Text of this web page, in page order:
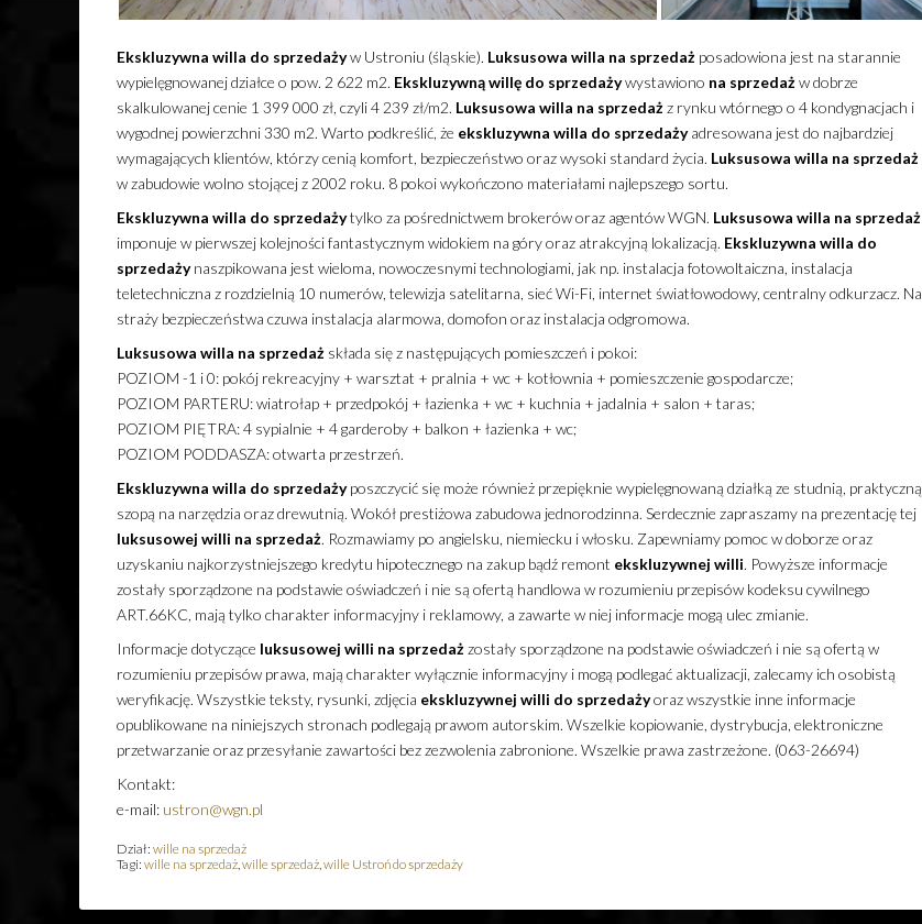
Ekskluzywna willa do sprzedażyw Ustroniu (śląskie). Luksusowa willa na sprzedażposadowiona jest na starannie
wypielęgnowanej działce o pow. 2 622 m2. Ekskluzywną willę do sprzedażywystawiono na sprzedażw dobrze
skalkulowanej cenie 1 399 000 zł, czyli 4 239 zł/m2. Luksusowa willa na sprzedażz rynku wtórnego o 4 kondygnacjach i
wygodnej powierzchni 330 m2. Warto podkreślić, że ekskluzywna willa do sprzedażyadresowana jest do najbardziej
wymagających klientów, którzy cenią komfort, bezpieczeństwo oraz wysoki standard życia. Luksusowa willa na sprzedaż
w zabudowie wolno stojącej z 2002 roku. 8 pokoi wykończono materiałami najlepszego sortu.
Ekskluzywna willa do sprzedażytylko za pośrednictwem brokerów oraz agentów WGN. Luksusowa willa na sprzedaż
imponuje w pierwszej kolejności fantastycznym widokiem na góry oraz atrakcyjną lokalizacją. Ekskluzywna willa do
sprzedażynaszpikowana jest wieloma, nowoczesnymi technologiami, jak np. instalacja fotowoltaiczna, instalacja
teletechniczna z rozdzielnią 10 numerów, telewizja satelitarna, sieć Wi-Fi, internet światłowodowy, centralny odkurzacz. Na
straży bezpieczeństwa czuwa instalacja alarmowa, domofon oraz instalacja odgromowa.
Luksusowa willa na sprzedażskłada się z następujących pomieszczeń i pokoi:
POZIOM -1 i 0: pokój rekreacyjny + warsztat + pralnia + wc + kotłownia + pomieszczenie gospodarcze;
POZIOM PARTERU: wiatrołap + przedpokój + łazienka + wc + kuchnia + jadalnia + salon + taras;
POZIOM PIĘTRA: 4 sypialnie + 4 garderoby + balkon + łazienka + wc;
POZIOM PODDASZA: otwarta przestrzeń.
Ekskluzywna willa do sprzedażyposzczycić się może również przepięknie wypielęgnowaną działką ze studnią, praktyczną
szopą na narzędzia oraz drewutnią. Wokół prestiżowa zabudowa jednorodzinna. Serdecznie zapraszamy na prezentację tej
luksusowej willi na sprzedaż. Rozmawiamy po angielsku, niemiecku i włosku. Zapewniamy pomoc w doborze oraz
uzyskaniu najkorzystniejszego kredytu hipotecznego na zakup bądź remont ekskluzywnej willi. Powyższe informacje
zostały sporządzone na podstawie oświadczeń i nie są ofertą handlowa w rozumieniu przepisów kodeksu cywilnego
ART.66KC, mają tylko charakter informacyjny i reklamowy, a zawarte w niej informacje mogą ulec zmianie.
Informacje dotyczące luksusowej willi na sprzedażzostały sporządzone na podstawie oświadczeń i nie są ofertą w
rozumieniu przepisów prawa, mają charakter wyłącznie informacyjny i mogą podlegać aktualizacji, zalecamy ich osobistą
weryfikację. Wszystkie teksty, rysunki, zdjęcia ekskluzywnej willi do sprzedażyoraz wszystkie inne informacje
opublikowane na niniejszych stronach podlegają prawom autorskim. Wszelkie kopiowanie, dystrybucja, elektroniczne
przetwarzanie oraz przesyłanie zawartości bez zezwolenia zabronione. Wszelkie prawa zastrzeżone. (063-26694)
Kontakt:
e-mail: ustron@wgn.pl
Dział: wille na sprzedaż
Tagi: wille na sprzedaż,wille sprzedaż,wille Ustroń do sprzedaży